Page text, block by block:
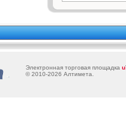
Электронная торговая площадка u
© 2010-2026 Алтимета